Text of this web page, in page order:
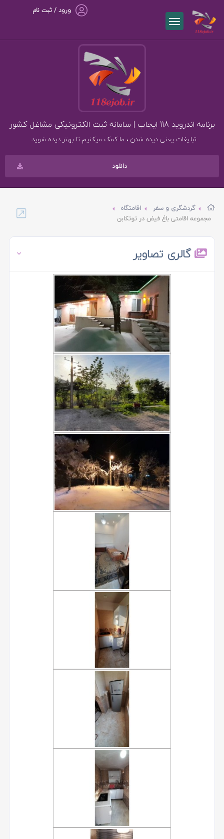
ورود / ثبت نام
برنامه اندروید 118 ایجاب | سامانه ثبت الکترونیکی مشاغل کشور
تبلیغات یعنی دیده شدن ، ما کمک میکنیم تا بهتر دیده شوید .
دانلود
گردشگری و سفر
اقامتگاه
مجموعه اقامتی باغ فیض در توتکابن
گالری تصاویر